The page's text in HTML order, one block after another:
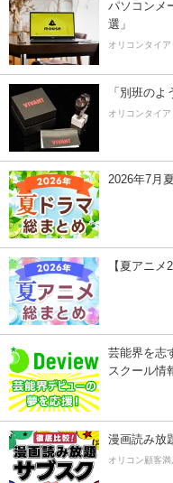
パソコンメ
選」
オリコンタイ
「別班の
オリコンタイ
2026年7月
【夏アニ
芸能界を志
スクール情
漫画読み放
オリコン顧客